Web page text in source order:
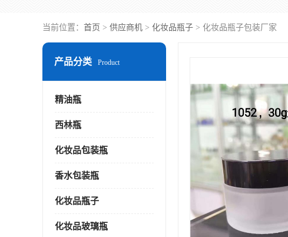
当前位置： 首页 > 供应商机 > 化妆品瓶子 > 化妆品瓶子包装厂家
产品分类 Product
精油瓶
西林瓶
化妆品包装瓶
香水包装瓶
化妆品瓶子
化妆品玻璃瓶